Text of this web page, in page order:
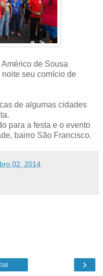
de Sousa
seu comício de
de algumas cidades
para a festa e o evento
bairro São Francisco.
02, 2014
›